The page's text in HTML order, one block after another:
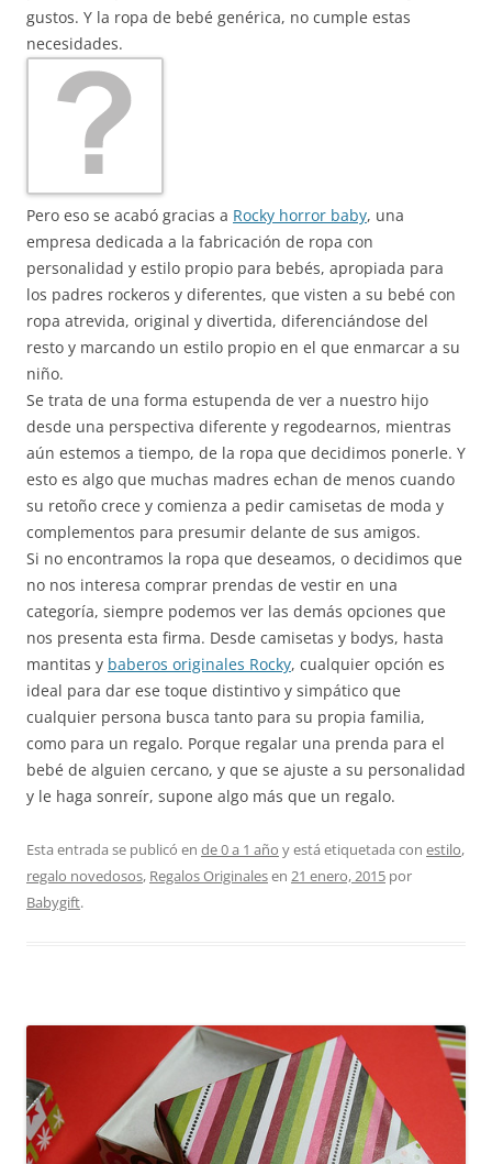
gustos. Y la ropa de bebé genérica, no cumple estas
necesidades.
Pero eso se acabó gracias a Rocky horror baby, una
empresa dedicada a la fabricación de ropa con
personalidad y estilo propio para bebés, apropiada para
los padres rockeros y diferentes, que visten a su bebé con
ropa atrevida, original y divertida, diferenciándose del
resto y marcando un estilo propio en el que enmarcar a su
niño.
Se trata de una forma estupenda de ver a nuestro hijo
desde una perspectiva diferente y regodearnos, mientras
aún estemos a tiempo, de la ropa que decidimos ponerle. Y
esto es algo que muchas madres echan de menos cuando
su retoño crece y comienza a pedir camisetas de moda y
complementos para presumir delante de sus amigos.
Si no encontramos la ropa que deseamos, o decidimos que
no nos interesa comprar prendas de vestir en una
categoría, siempre podemos ver las demás opciones que
nos presenta esta firma. Desde camisetas y bodys, hasta
mantitas y baberos originales Rocky, cualquier opción es
ideal para dar ese toque distintivo y simpático que
cualquier persona busca tanto para su propia familia,
como para un regalo. Porque regalar una prenda para el
bebé de alguien cercano, y que se ajuste a su personalidad
y le haga sonreír, supone algo más que un regalo.
Esta entrada se publicó en de 0 a 1 año y está etiquetada con estilo,
regalo novedosos, Regalos Originalesen 21 enero, 2015 por
Babygift.